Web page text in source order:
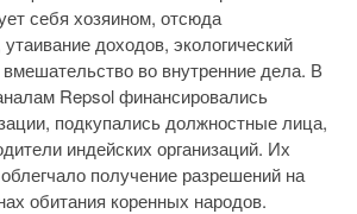
себя хозяином, отсюда
доходов, экологический
во внутренние дела. В
Repsol финансировались
подкупались должностные лица,
индейских организаций. Их
получение разрешений на
обитания коренных народов.